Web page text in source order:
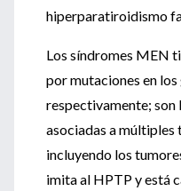
hiperparatiroidismo
Los síndromes MEN
por mutaciones en
respectivamente; son
asociadas a múltiples
incluyendo los
imita al HPTP y está